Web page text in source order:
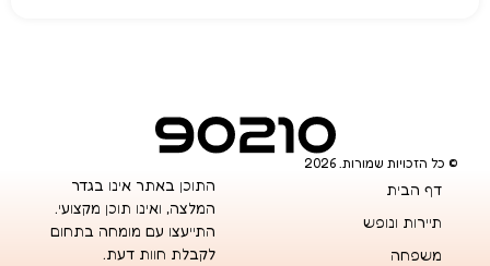
© כל הזכויות שמורות. 2026
דף הבית
תיירות ונופש
משפחה
התוכן באתר אינו בגדר
המלצה, ואינו תוכן מקצועי.
התייעצו עם מומחה בתחום
לקבלת חוות דעת.